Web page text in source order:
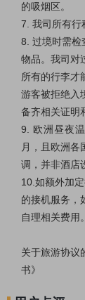
的吸烟区。
7. 我司所有行
8. 过境时需检
物品。我司对
所有的行李才
游客被拒绝入
备齐相关证明
9. 欧洲昼夜
月，且欧洲
调，并非酒店
10.如额外加
的接机服务，
自理相关费用。
关于旅游协议
书》